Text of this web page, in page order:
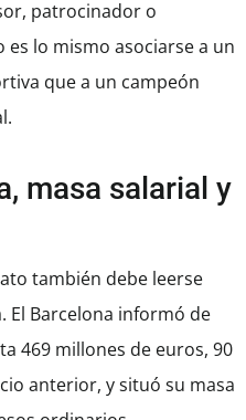
patrocinador o
lo mismo asociarse a un
que a un campeón
masa salarial y
también debe leerse
El Barcelona informó de
469 millones de euros, 90
anterior, y situó su masa